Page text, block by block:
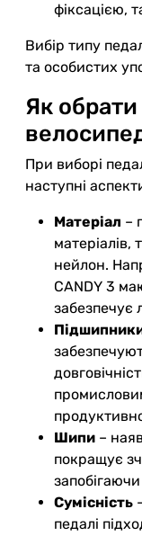
фіксацією,
Вибір типу
та особистих
Як обрати
При виборі
наступні
Матеріал –
матеріалів,
нейлон.
CANDY 3
забезпечує
Шипи –
покращує
Сумісність
педалі